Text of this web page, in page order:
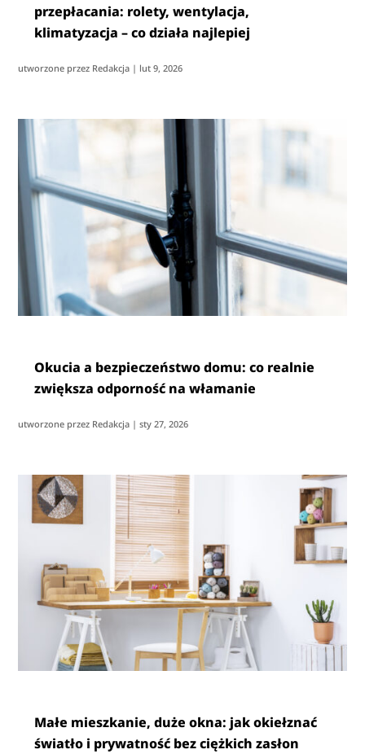
przepłacania: rolety, wentylacja,
klimatyzacja – co działa najlepiej
utworzone przez Redakcja | lut 9, 2026
Okucia a bezpieczeństwo domu: co realnie
zwiększa odporność na włamanie
utworzone przez Redakcja |sty 27, 2026
Małe mieszkanie, duże okna: jak okiełznać
światło i prywatność bez ciężkich zasłon